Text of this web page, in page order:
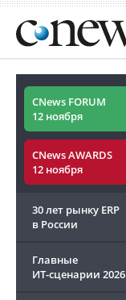
CNews FORUM
12 ноября
CNews AWARDS
12 ноября
30 лет рынку ERP
в России
Главные
ИТ-сценарии 2026